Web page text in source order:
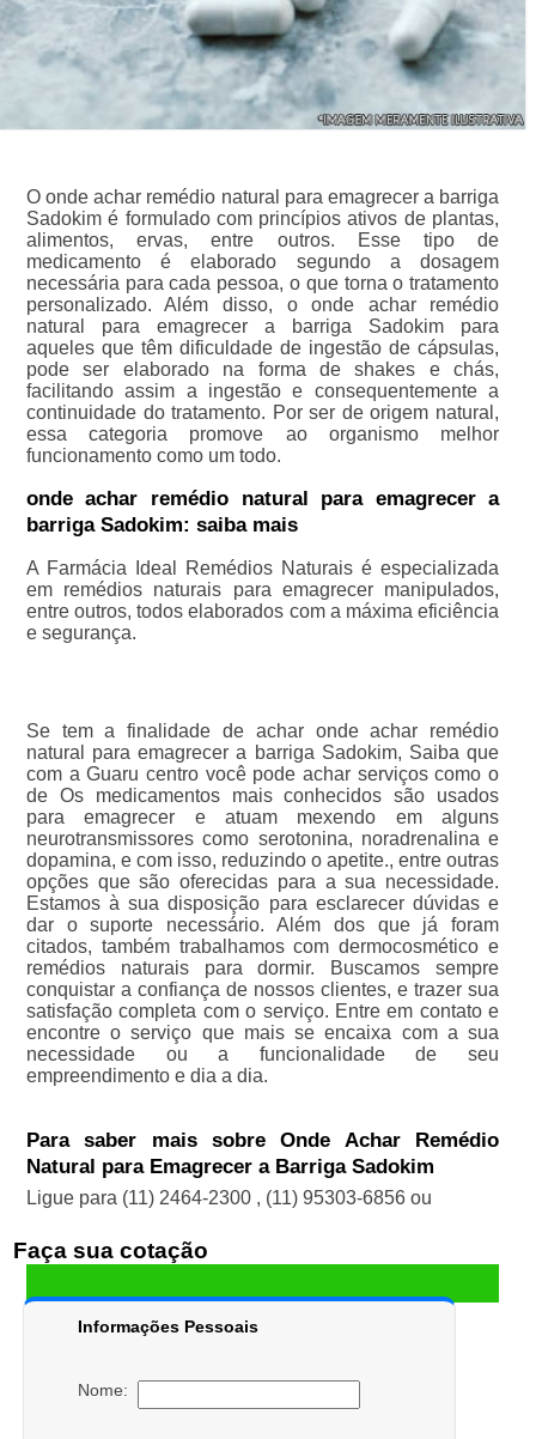
O onde achar remédio natural para emagrecer a barriga
Sadokim é formulado com princípios ativos de plantas,
alimentos, ervas, entre outros. Esse tipo de
medicamento é elaborado segundo a dosagem
necessária para cada pessoa, o que torna o tratamento
personalizado. Além disso, o onde achar remédio
natural para emagrecer a barriga Sadokim para
aqueles que têm dificuldade de ingestão de cápsulas,
pode ser elaborado na forma de shakes e chás,
facilitando assim a ingestão e consequentemente a
continuidade do tratamento. Por ser de origem natural,
essa categoria promove ao organismo melhor
funcionamento como um todo.
onde achar remédio natural para emagrecer a
barriga Sadokim: saiba mais
A Farmácia Ideal Remédios Naturais é especializada
em remédios naturais para emagrecer manipulados,
entre outros, todos elaborados com a máxima eficiência
e segurança.
Se tem a finalidade de achar onde achar remédio
natural para emagrecer a barriga Sadokim, Saiba que
com a Guaru centro você pode achar serviços como o
de Os medicamentos mais conhecidos são usados
para emagrecer e atuam mexendo em alguns
neurotransmissores como serotonina, noradrenalina e
dopamina, e com isso, reduzindo o apetite., entre outras
opções que são oferecidas para a sua necessidade.
Estamos à sua disposição para esclarecer dúvidas e
dar o suporte necessário. Além dos que já foram
citados, também trabalhamos com dermocosmético e
remédios naturais para dormir. Buscamos sempre
conquistar a confiança de nossos clientes, e trazer sua
satisfação completa com o serviço. Entre em contato e
encontre o serviço que mais se encaixa com a sua
necessidade ou a funcionalidade de seu
empreendimento e dia a dia.
Para saber mais sobre Onde Achar Remédio
Natural para Emagrecer a Barriga Sadokim
Ligue para (11) 2464-2300 , (11) 95303-6856 ou
Faça sua cotação
Informações Pessoais
Nome: